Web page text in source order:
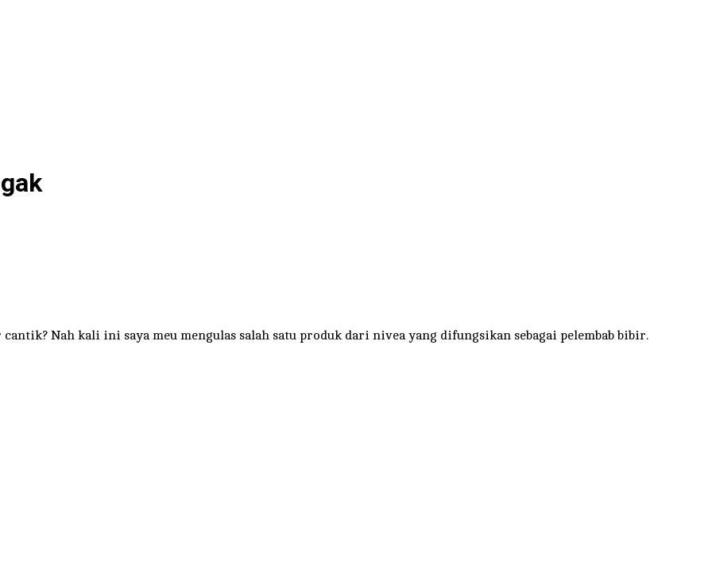
Nah kali ini saya meu mengulas salah satu produk dari nivea yang difungsikan sebagai pelembab bibir.